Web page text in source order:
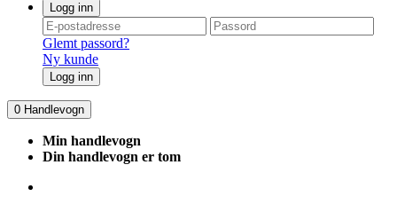
Logg inn
Glemt passord?
Ny kunde
Logg inn
0 Handlevogn
Min handlevogn
Din handlevogn er tom